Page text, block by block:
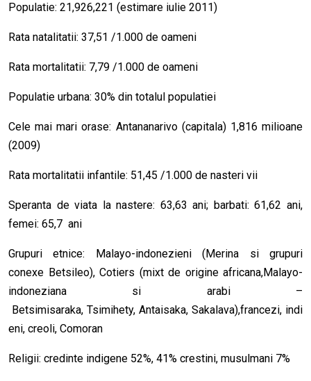
Populatie: 21,926,221 (estimare iulie 2011)
Rata natalitatii: 37,51 /1.000 de oameni
Rata mortalitatii: 7,79 /1.000 de oameni
Populatie urbana: 30% din totalul populatiei
Cele mai mari orase: Antananarivo (capitala) 1,816 milioane
(2009)
Rata mortalitatii infantile: 51,45 /1.000 de nasteri vii
Speranta de viata la nastere: 63,63 ani; barbati: 61,62 ani,
femei: 65,7 ani
Grupuri etnice: Malayo-indonezieni (Merina si grupuri
conexe Betsileo), Cotiers (mixt de origine africana,Malayo-
indoneziana si arabi –
Betsimisaraka, Tsimihety, Antaisaka, Sakalava),francezi, indi
eni, creoli, Comoran
Religii: credinte indigene 52%, 41% crestini, musulmani 7%